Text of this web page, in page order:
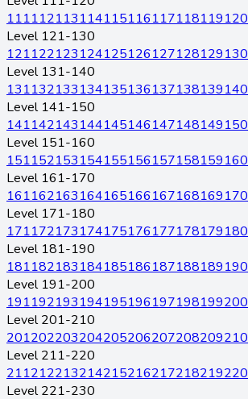
111112113114115116117118119120
Level 121-130
121122123124125126127128129130
Level 131-140
131132133134135136137138139140
Level 141-150
141142143144145146147148149150
Level 151-160
151152153154155156157158159160
Level 161-170
161162163164165166167168169170
Level 171-180
171172173174175176177178179180
Level 181-190
181182183184185186187188189190
Level 191-200
191192193194195196197198199200
Level 201-210
201202203204205206207208209210
Level 211-220
211212213214215216217218219220
Level 221-230